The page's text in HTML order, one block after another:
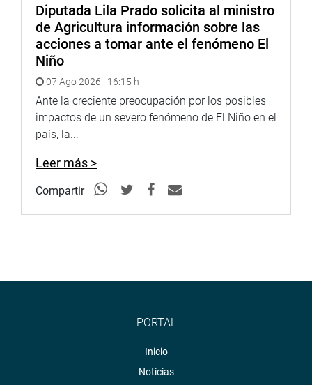
Diputada Lila Prado solicita al ministro
de Agricultura información sobre las
acciones a tomar ante el fenómeno El
Niño
07 Ago 2026 | 16:15 h
Ante la creciente preocupación por los posibles
impactos de un severo fenómeno de El Niño en el
país, la...
Leer más >
Compartir
PORTAL
Inicio
Noticias